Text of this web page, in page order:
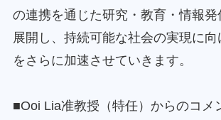
の連携を通じた研究・教育・情報発
展開し、持続可能な社会の実現に
をさらに加速させていきます。
■Ooi Lia准教授（特任）からのコメ